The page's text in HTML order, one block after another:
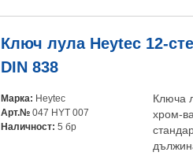
Ключ лула Heytec 12-
DIN 838
Марка: Heytec
Арт.№ 047 HYT 007
Наличност: 5 бр
Ключа
хром-